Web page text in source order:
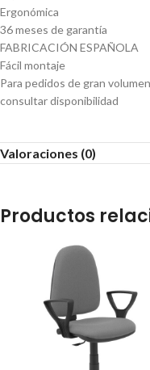
Ergonómica
36 meses de garantía
FABRICACIÓN ESPAÑOLA
Fácil montaje
Para pedidos de gran
consultar disponibilidad
Valoraciones (0)
Productos